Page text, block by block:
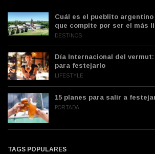
Cuál es el pueblito argentino
que compite por ser el más
DESTINOS
Día Internacional del
para festejarlo
LIFESTYLE
15 planes para salir a
PORTADA
TAGS POPULARES